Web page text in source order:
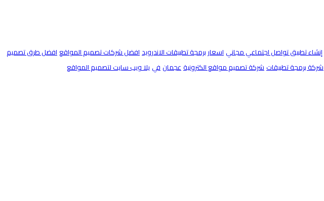
إنشاء تطبيق تواصل اجتماعي مجاني اسعار برمجة تطبيقات الاندرويدافضل شركات تصميم المواقع افضل طرق تصميم
شركة برمجة تطبيقاتشركة تصميم مواقع الكترونيةعجمان في يلا ويب سايت لتصميم المواقع